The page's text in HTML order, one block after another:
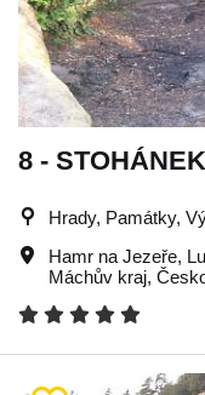
8 -
Hrady, Památky,
Hamr na Jezeře,
Máchův kraj,